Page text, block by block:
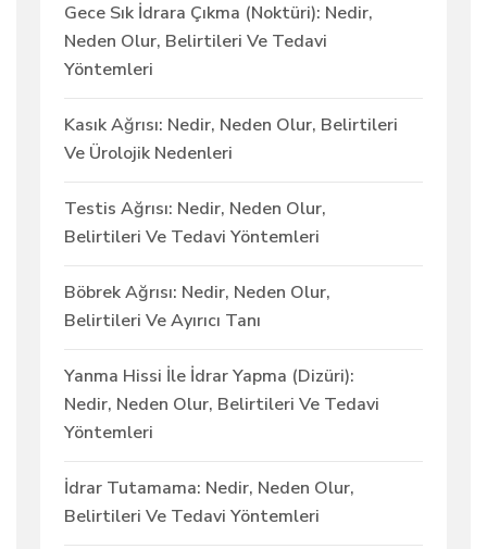
Gece Sık İdrara Çıkma (Noktüri): Nedir,
Neden Olur, Belirtileri Ve Tedavi
Yöntemleri
Kasık Ağrısı: Nedir, Neden Olur, Belirtileri
Ve Ürolojik Nedenleri
Testis Ağrısı: Nedir, Neden Olur,
Belirtileri Ve Tedavi Yöntemleri
Böbrek Ağrısı: Nedir, Neden Olur,
Belirtileri Ve Ayırıcı Tanı
Yanma Hissi İle İdrar Yapma (Dizüri):
Nedir, Neden Olur, Belirtileri Ve Tedavi
Yöntemleri
İdrar Tutamama: Nedir, Neden Olur,
Belirtileri Ve Tedavi Yöntemleri